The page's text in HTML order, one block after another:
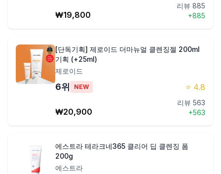
₩19,800
리뷰 885
+885
[단독기획] 제로이드 더마뉴얼 클렌징젤 200ml
기획 (+25ml)
제로이드
6위 NEW ⭐ 4.8
₩20,900
리뷰 563
+563
에스트라 테라크네365 클리어 딥 클렌징 폼
200g
에스트라